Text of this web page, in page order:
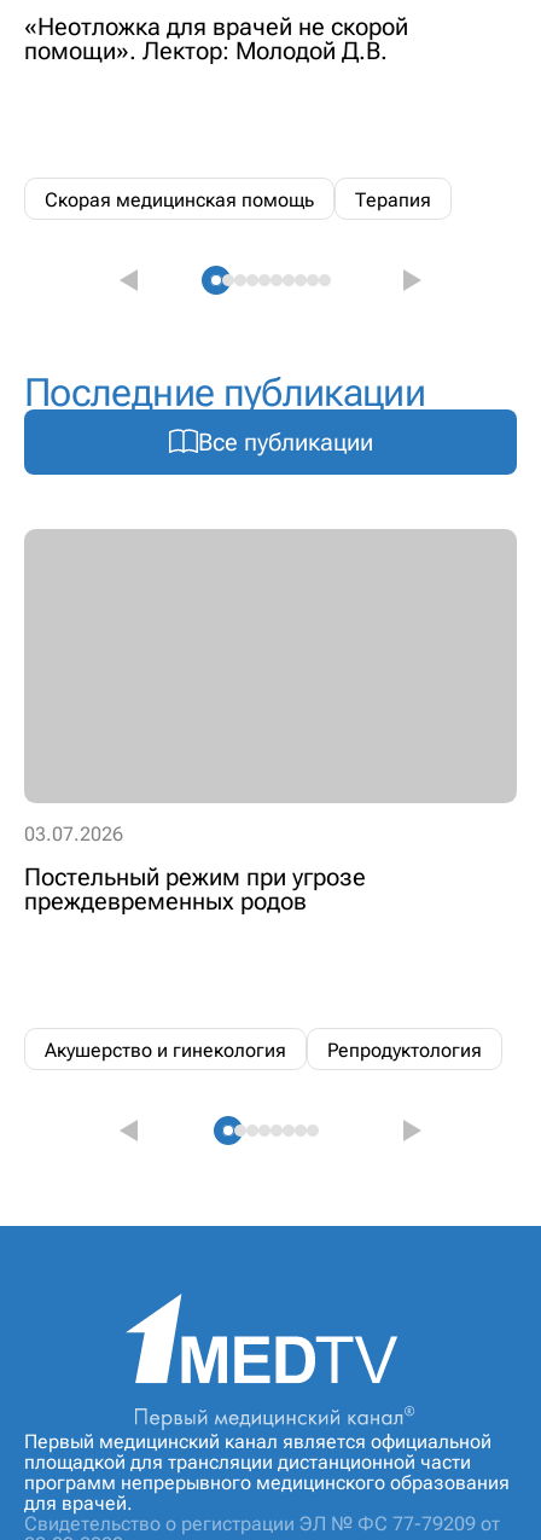
«Неотложка для врачей не скорой
помощи». Лектор: Молодой Д.В.
Скорая медицинская помощь Терапия
Последние публикации
Все публикации
03.07.2026
Постельный режим при угрозе
преждевременных родов
Акушерство и гинекология Репродуктология
Первый медицинский канал является официальной
площадкой для трансляции дистанционной части
программ непрерывного медицинского образования
для врачей.
Свидетельство о регистрации ЭЛ № ФС 77-79209 от